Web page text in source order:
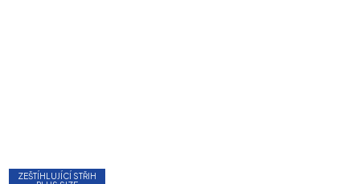
ZEŠTÍHLUJÍCÍ STŘIH